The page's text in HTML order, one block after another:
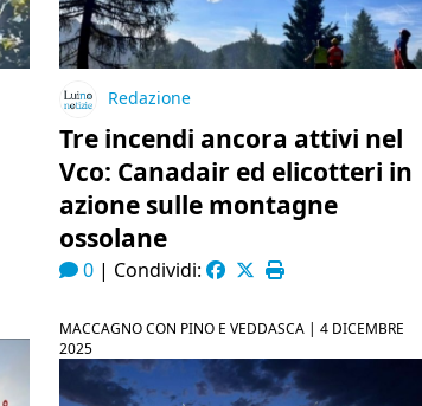
Redazione
Tre incendi ancora attivi nel
Vco: Canadair ed elicotteri in
azione sulle montagne
ossolane
0 | Condividi:
MACCAGNO CON PINO E VEDDASCA |4 DICEMBRE
2025